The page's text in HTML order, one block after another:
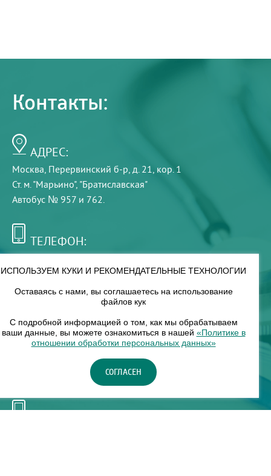
Контакты:
АДРЕС:
Москва, Перервинский б-р, д. 21, кор. 1
Ст. м. "Марьино", "Братиславская"
Автобус № 957 и 762.
ТЕЛЕФОН:
РЕЖИМ РАБОТЫ:
8 — 18
НАШ ФИЛИАЛ:
Москва, м. Нагорное, Нагорный б-р, д. 19, кор. 1
ИСПОЛЬЗУЕМ КУКИ И РЕКОМЕНДАТЕЛЬНЫЕ ТЕХНОЛОГИИ
Оставаясь с нами, вы соглашаетесь на использование
файлов кук
С подробной информацией о том, как мы обрабатываем
ваши данные, вы можете ознакомиться в нашей «Политике в
отношении обработки персональных данных»
СОГЛАСЕН